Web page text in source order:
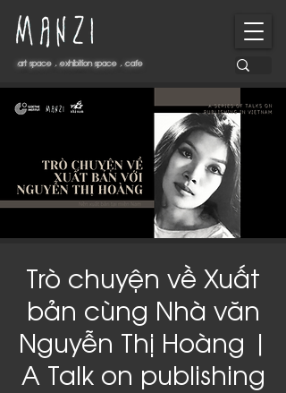
art space . exhibition space . cafe
art space . exhibition space . cafe
Trò chuyện về Xuất
bản cùng Nhà văn
Nguyễn Thị Hoàng |
A Talk on publishing